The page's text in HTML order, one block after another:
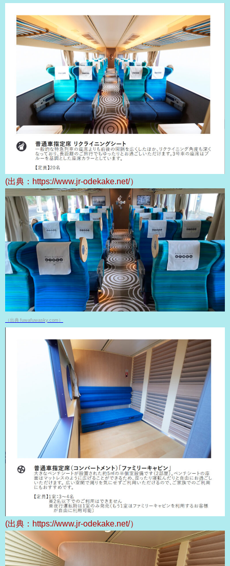
(出典：https://www.jr-odekake.net/）
（出典 fuwafuwasky.com）
(出典：https://www.jr-odekake.net/）